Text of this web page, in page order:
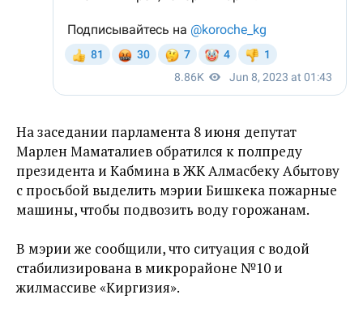
На заседании парламента 8 июня депутат
Марлен Маматалиев обратился к полпреду
президента и Кабмина в ЖК Алмасбеку Абытову
с просьбой выделить мэрии Бишкека пожарные
машины, чтобы подвозить воду горожанам.
В мэрии же сообщили, что ситуация с водой
стабилизирована в микрорайоне №10 и
жилмассиве «Киргизия».